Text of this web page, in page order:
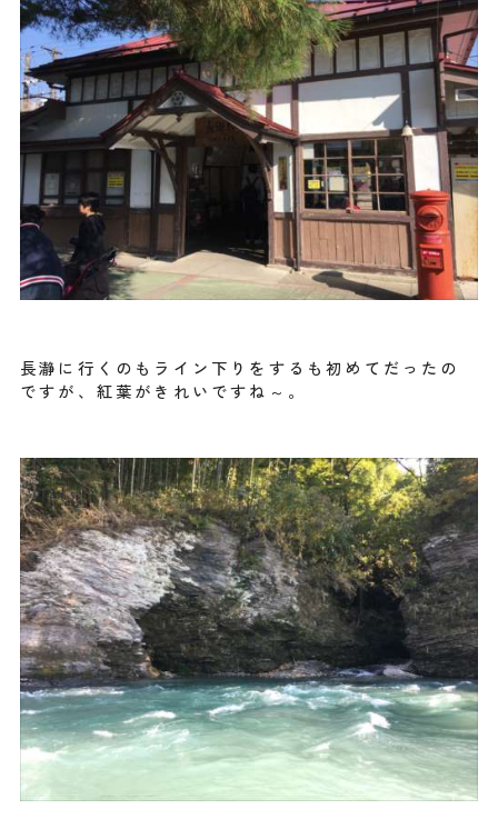
長瀞に行くのもライン下りをするも初めてだったの
ですが、紅葉がきれいですね～。